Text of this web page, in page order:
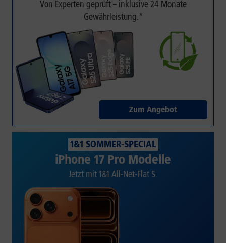
Von Experten geprüft – inklusive 24 Monate
Gewährleistung.*
Zum Angebot
1&1 SOMMER-SPECIAL
iPhone 17 Pro Modelle
Jetzt mit 1&1 All-Net-Flat S.